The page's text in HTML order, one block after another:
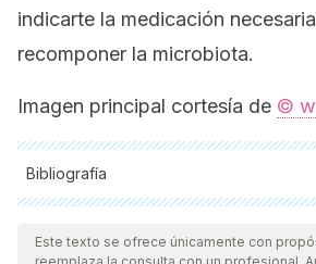
indicarte la medicación
recomponer la microbiota.
Imagen principal cortesía de ©
Bibliografía
Todas las fuentes citadas fueron
nuestro equipo, para asegurar su
Este texto se ofrece únicamente con